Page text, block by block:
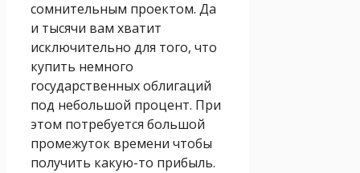
сомнительным проектом. Да
и тысячи вам хватит
исключительно для того, что
купить немного
государственных облигаций
под небольшой процент. При
этом потребуется большой
промежуток времени чтобы
получить какую-то прибыль.